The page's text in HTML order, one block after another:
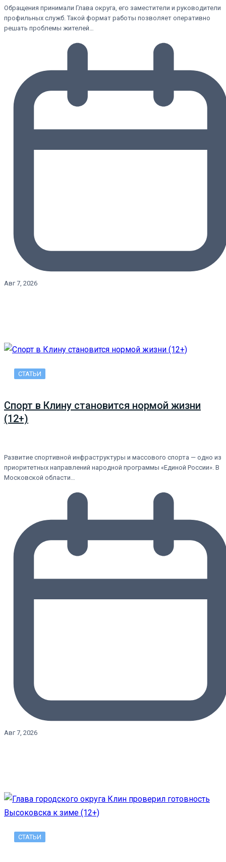
Обращения принимали Глава округа, его заместители и руководители
профильных служб. Такой формат работы позволяет оперативно
решать проблемы жителей…
Авг 7, 2026
СТАТЬИ
Спорт в Клину становится нормой жизни
(12+)
Развитие спортивной инфраструктуры и массового спорта — одно из
приоритетных направлений народной программы «Единой России». В
Московской области…
Авг 7, 2026
СТАТЬИ